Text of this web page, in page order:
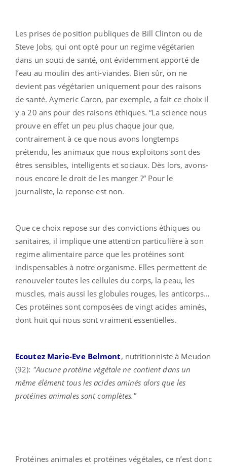
Les prises de position publiques de Bill Clinton ou de
Steve Jobs, qui ont opté pour un regime végétarien
dans un souci de santé, ont évidemment apporté de
l’eau au moulin des anti-viandes. Bien sûr, on ne
devient pas végétarien uniquement pour des raisons
de santé. Aymeric Caron, par exemple, a fait ce choix il
y a 20 ans pour des raisons éthiques. “La science nous
prouve en effet un peu plus chaque jour que,
contrairement à ce que nous avons longtemps
prétendu, les animaux que nous exploitons sont des
êtres sensibles, intelligents et sociaux. Dès lors, avons-
nous encore le droit de les manger ?” Pour le
journaliste, la reponse est non.
Que ce choix repose sur des convictions éthiques ou
sanitaires, il implique une attention particulière à son
regime alimentaire parce que les protéines sont
indispensables à notre organisme. Elles permettent de
renouveler toutes les cellules du corps, la peau, les
muscles, mais aussi les globules rouges, les anticorps…
Ces protéines sont composées de vingt acides aminés,
dont huit qui nous sont vraiment essentielles.
Ecoutez Marie-Eve Belmont, nutritionniste à Meudon
(92): "Aucune protéine végétale ne contient dans un
même élément tous les acides aminés alors que les
protéines animales sont complètes."
Protéines animales et protéines végétales, ce n’est donc